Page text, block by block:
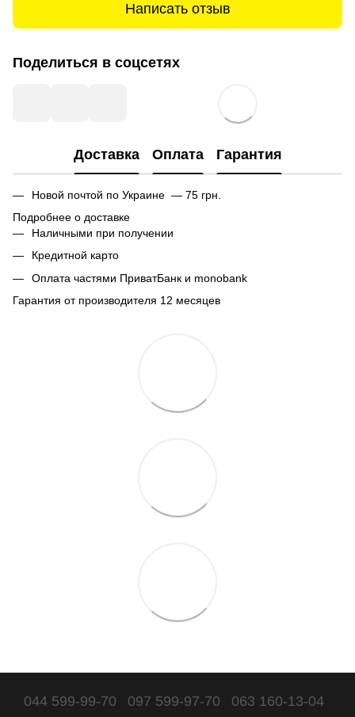
Написать отзыв
Поделиться в соцсетях
Доставка Оплата Гарантия
Новой почтой по Украине — 75 грн.
Подробнее о доставке
Наличными при получении
Кредитной карто
Оплата частями ПриватБанк и monobank
Гарантия от производителя 12 месяцев
044 599-99-70 097 599-97-70 063 160-13-04